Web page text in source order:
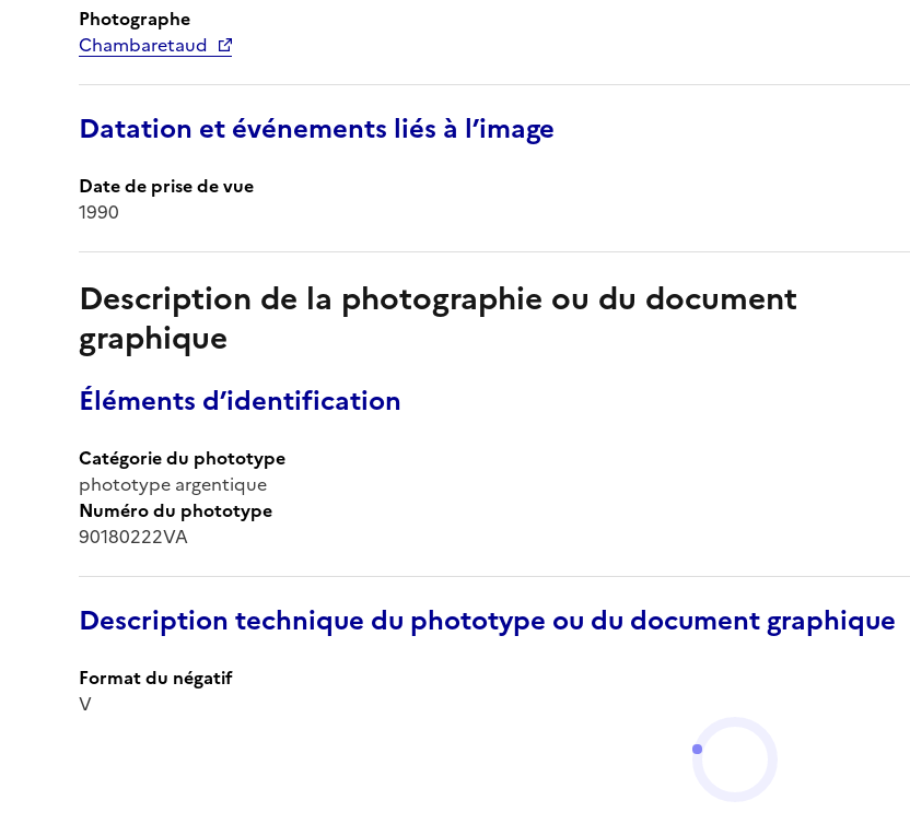
Photographe
Chambaretaud
Datation et événements liés à l’image
Date de prise de vue
1990
Description de la photographie ou du document
graphique
Éléments d’identification
Catégorie du phototype
phototype argentique
Numéro du phototype
90180222VA
Description technique du phototype ou du document graphique
Format du négatif
V